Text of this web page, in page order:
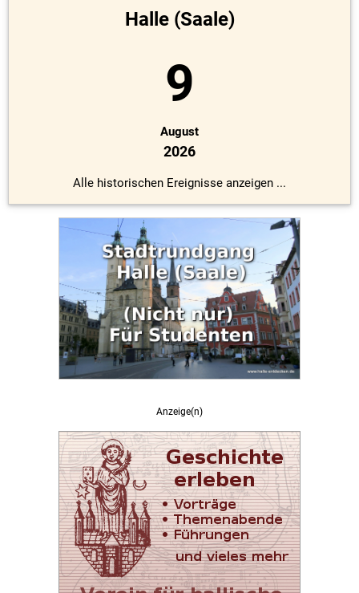
Halle (Saale)
9
August
2026
Alle historischen Ereignisse anzeigen ...
Anzeige(n)